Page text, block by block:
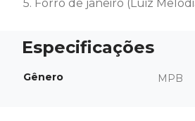
5. Forró de janeiro (Luiz
Gênero MPB